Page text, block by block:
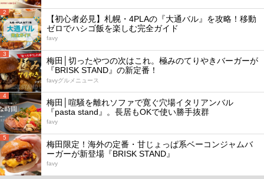
2
【初心者必見】札幌・4PLAの『大通バル』を攻略！移動
ゼロでハシゴ飯を楽しむ完全ガイド
favy
3
梅田│切ったやつの次はこれ。極みのてりやきバーガーが
『BRISK STAND』の新定番！
favyグルメニュース
4
梅田│喧騒を離れソファで寛ぐ穴場イタリアンバル
『pasta stand』。長居もOKで使い勝手抜群
favy
5
梅田限定！海外の定番・甘じょっぱ系ベーコンジャムバ
ーガーが新登場『BRISK STAND』
favy